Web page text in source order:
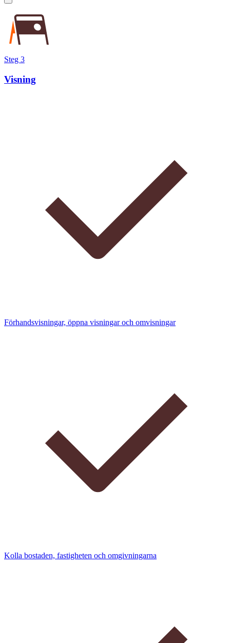
Steg 3
Visning
Förhandsvisningar, öppna visningar och omvisningar
Kolla bostaden, fastigheten och omgivningarna